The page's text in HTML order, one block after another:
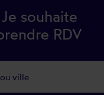
Je souhaite
RDV